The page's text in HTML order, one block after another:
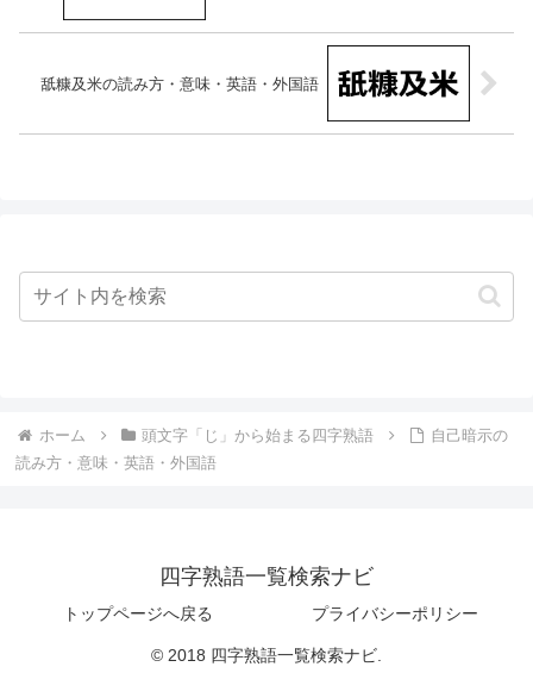
舐糠及米の読み方・意味・英語・外国語
ホーム 頭文字「じ」から始まる四字熟語
自己暗示の
読み方・意味・英語・外国語
四字熟語一覧検索ナビ
トップページへ戻る プライバシーポリシー
© 2018 四字熟語一覧検索ナビ.